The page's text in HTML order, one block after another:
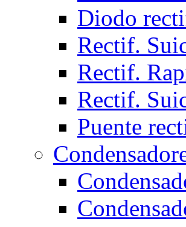
Diodo
Rectif.
Rectif.
Rectif.
Puente